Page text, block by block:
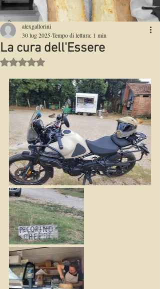
La cura dell'Essere
alexgallorini
30 lug 2025Tempo di lettura: 1 min
Valutazione NaN stelle su 5.